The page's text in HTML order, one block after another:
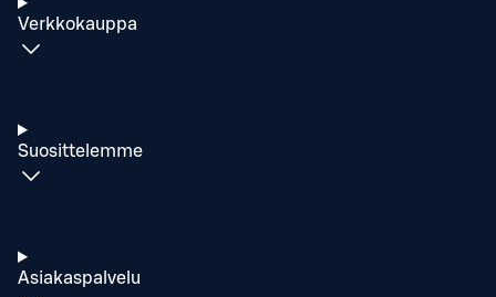
Verkkokauppa
Suosittelemme
Asiakaspalvelu